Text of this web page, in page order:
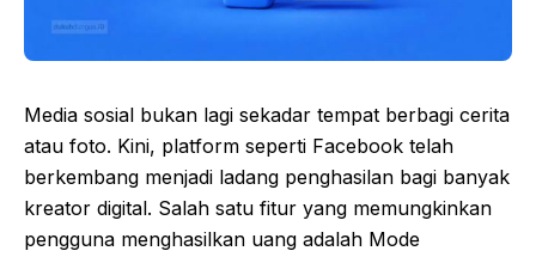
Media sosial bukan lagi sekadar tempat berbagi cerita
atau foto. Kini, platform seperti Facebook telah
berkembang menjadi ladang penghasilan bagi banyak
kreator digital. Salah satu fitur yang memungkinkan
pengguna menghasilkan uang adalah Mode